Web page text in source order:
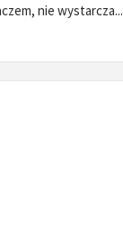
nie wystarcza...